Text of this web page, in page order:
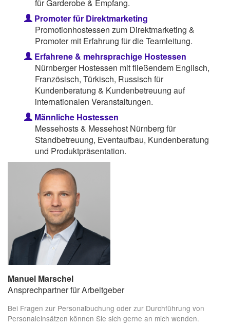
für Garderobe & Empfang.
Promoter für Direktmarketing
Promotionhostessen zum Direktmarketing &
Promoter mit Erfahrung für die Teamleitung.
Erfahrene & mehrsprachige Hostessen
Nürnberger Hostessen mit fließendem Englisch,
Französisch, Türkisch, Russisch für
Kundenberatung & Kundenbetreuung auf
internationalen Veranstaltungen.
Männliche Hostessen
Messehosts & Messehost Nürnberg für
Standbetreuung, Eventaufbau, Kundenberatung
und Produktpräsentation.
Manuel Marschel
Ansprechpartner für Arbeitgeber
Bei Fragen zur Personalbuchung oder zur Durchführung von
Personaleinsätzen können Sie sich gerne an mich wenden.